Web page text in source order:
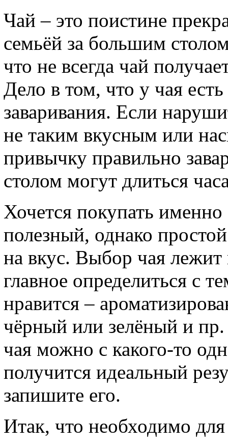
Чай – это поистине
семьёй за большим
что не всегда чай
Дело в том, что у чая
заваривания. Если
не таким вкусным или
привычку правильно
столом могут длиться
Хочется покупать
полезный, однако
на вкус. Выбор чая
главное определиться с
нравится –
чёрный или зелёный и пр.
чая можно с какого-то
получится идеальный
запишите его.
Итак, что необходимо